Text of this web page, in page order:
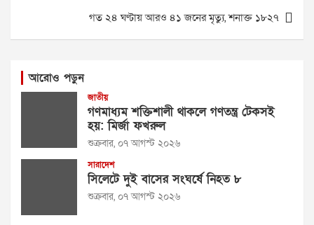
গত ২৪ ঘণ্টায় আরও ৪১ জনের মৃত্যু, শনাক্ত ১৮২৭
আরোও পড়ুন
জাতীয়
গণমাধ্যম শক্তিশালী থাকলে গণতন্ত্র টেকসই
হয়: মির্জা ফখরুল
শুক্রবার, ০৭ আগস্ট ২০২৬
সারাদেশ
সিলেটে দুই বাসের সংঘর্ষে নিহত ৮
শুক্রবার, ০৭ আগস্ট ২০২৬